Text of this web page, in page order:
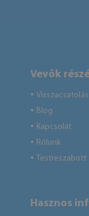
Vevők
● Visszacsatolás
● Blog
● Kapcsolat
● Rólunk
●
Hasznos